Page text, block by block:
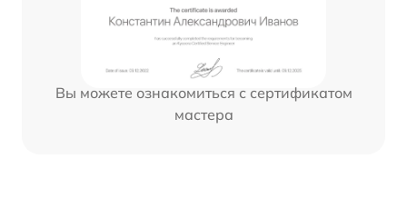
Вы можете ознакомиться с сертификатом
мастера